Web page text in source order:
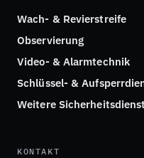
Wach- & Revierstreife
Observierung
Video- & Alarmtechnik
Schlüssel- &
Weitere
KONTAKT